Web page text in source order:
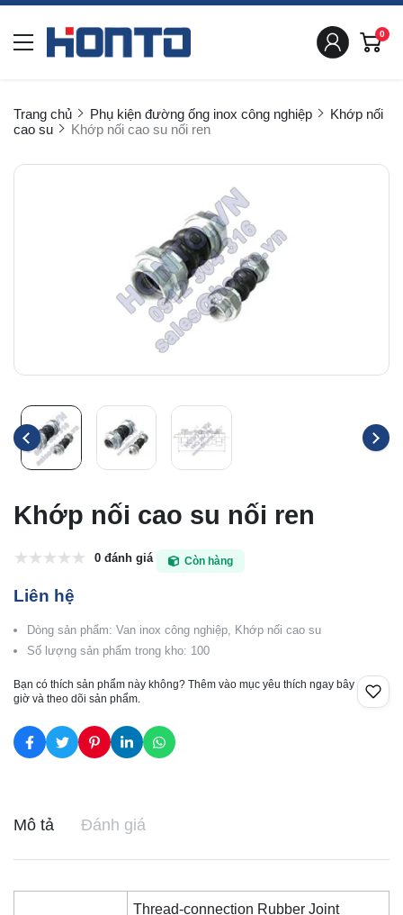
0
Trang chủ Phụ kiện đường ống inox công nghiệp
Khớp nối
cao su
Khớp nối cao su nối ren
Khớp nối cao su nối ren
0 đánh giá Còn hàng
Liên hệ
Dòng sản phẩm: Van inox công nghiệp, Khớp nối cao su
Số lượng sản phẩm trong kho: 100
Bạn có thích sản phẩm này không? Thêm vào mục yêu thích ngay bây
giờ và theo dõi sản phẩm.
Mô tả Đánh giá
Thread-connection Rubber Joint